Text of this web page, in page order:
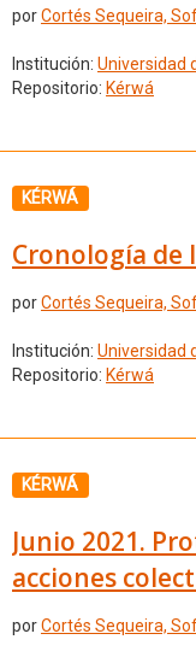
porCortés Sequeira,
Institución: Universidad
Repositorio: Kérwá
KÉRWÁ
Cronología de
porCortés Sequeira,
Institución: Universidad
Repositorio: Kérwá
KÉRWÁ
Junio 2021.
acciones
porCortés Sequeira,